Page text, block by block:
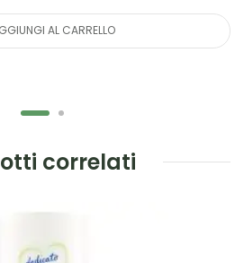
AL CARRELLO
correlati